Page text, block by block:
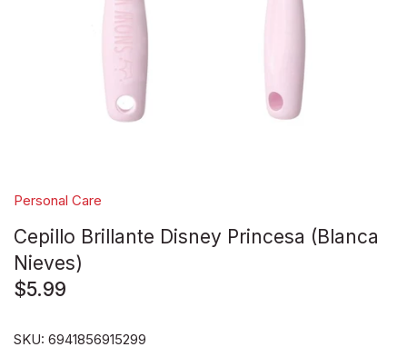
Personal Care
Cepillo Brillante Disney Princesa (Blanca
Nieves)
$5.99
SKU: 6941856915299
Disney Animals
Blind boxes